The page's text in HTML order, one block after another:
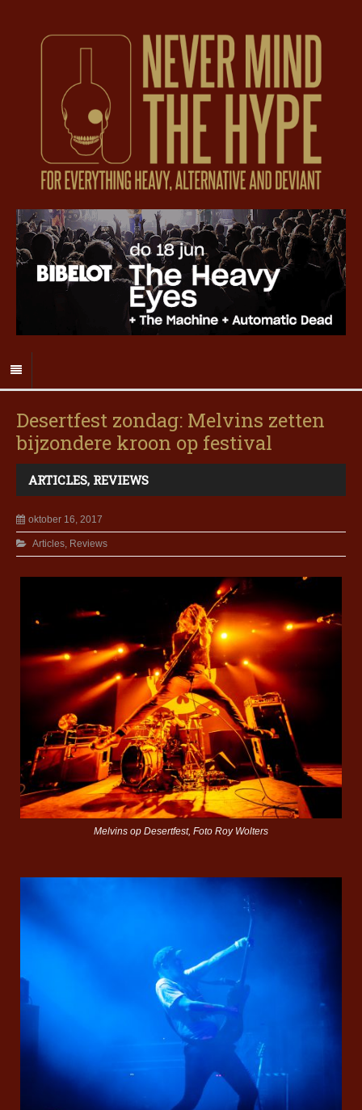
Desertfest zondag: Melvins zetten
bijzondere kroon op festival
ARTICLES, REVIEWS
oktober 16, 2017
Articles, Reviews
Melvins op Desertfest, Foto Roy Wolters